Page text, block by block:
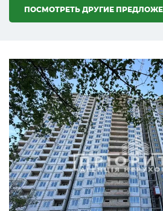
ПОСМОТРЕТЬ ДРУГИЕ